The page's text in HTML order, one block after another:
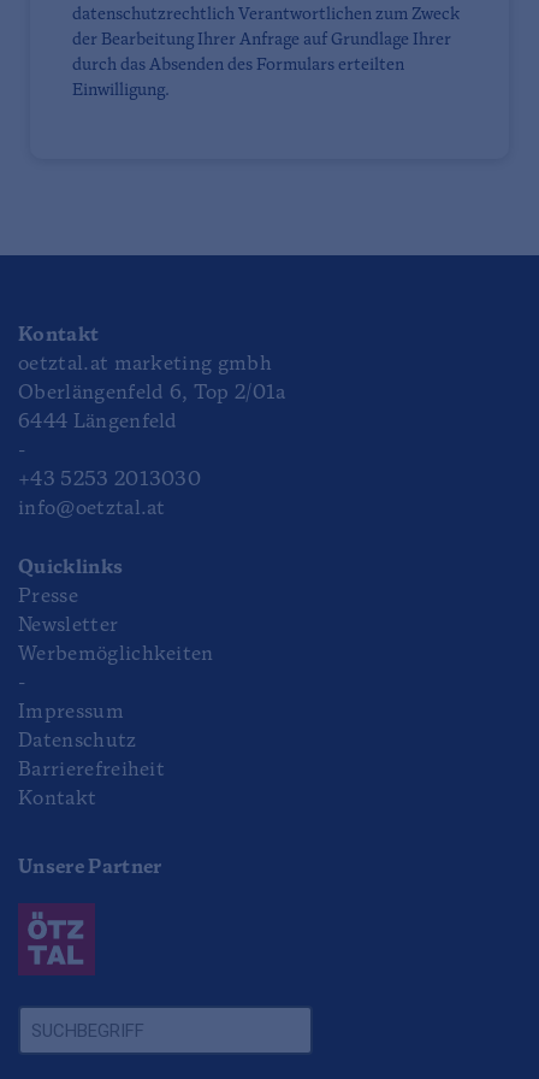
datenschutzrechtlich Verantwortlichen zum Zweck
der Bearbeitung Ihrer Anfrage auf Grundlage Ihrer
durch das Absenden des Formulars erteilten
Einwilligung.
Kontakt
oetztal.at marketing gmbh
Oberlängenfeld 6, Top 2/01a
6444 Längenfeld
-
+43 5253 2013030
info@oetztal.at
Quicklinks
Presse
Newsletter
Werbemöglichkeiten
-
Impressum
Datenschutz
Barrierefreiheit
Kontakt
Unsere Partner